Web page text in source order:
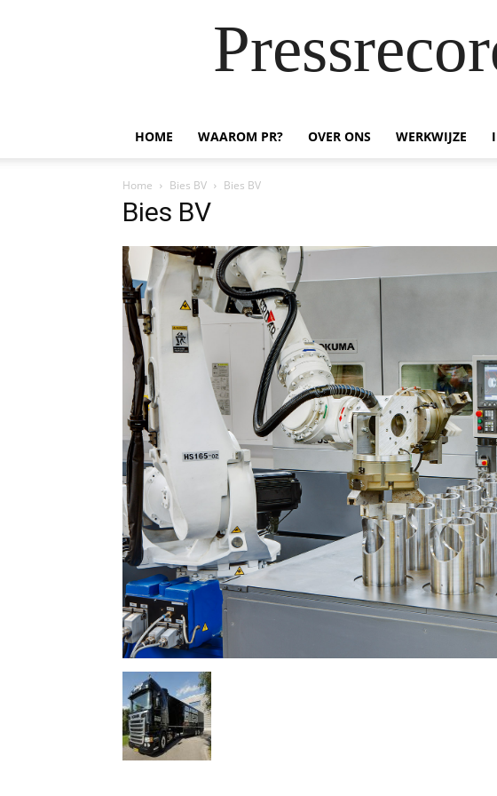
HOME WAAROM PR? OVER ONS WERKWIJZE
Home Bies BV Bies BV
Bies BV